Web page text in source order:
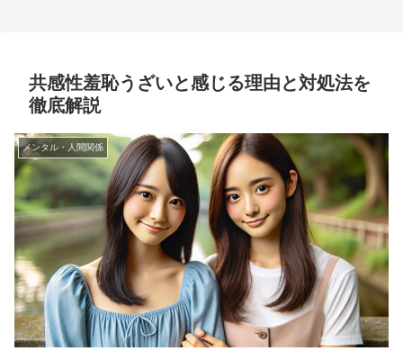
共感性羞恥うざいと感じる理由と対処法を
徹底解説
メンタル・人間関係